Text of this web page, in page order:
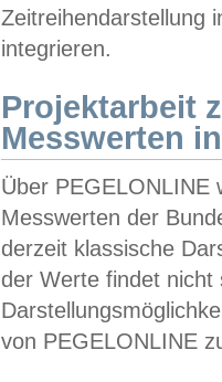
Zeitreihendarstellung
integrieren.
Projektarbeit
Messwerten
Über PEGELONLINE
Messwerten der
derzeit klassische
der Werte findet
von PEGELONLINE